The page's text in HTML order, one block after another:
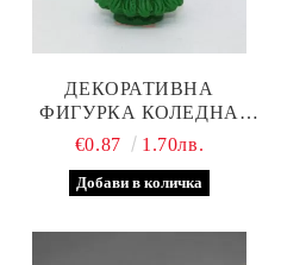
ДЕКОРАТИВНА
ФИГУРКА КОЛЕДНА
ЕЛХА 3,5 Х 2,5 СМ
€0.87 1.70лв.